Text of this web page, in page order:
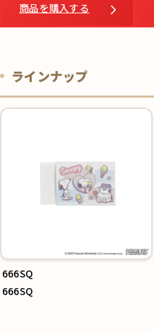
商品を購入する
ラインナップ
666SQ
666SQ